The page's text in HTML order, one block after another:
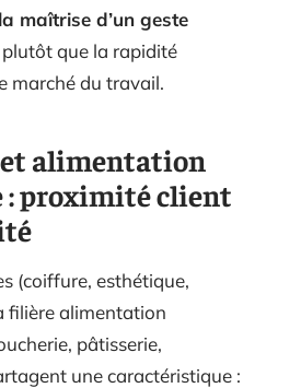
la maîtrise d’un geste
plutôt que la rapidité
marché du travail.
et alimentation
: proximité client
(coiffure, esthétique,
filière alimentation
pâtisserie,
une caractéristique :